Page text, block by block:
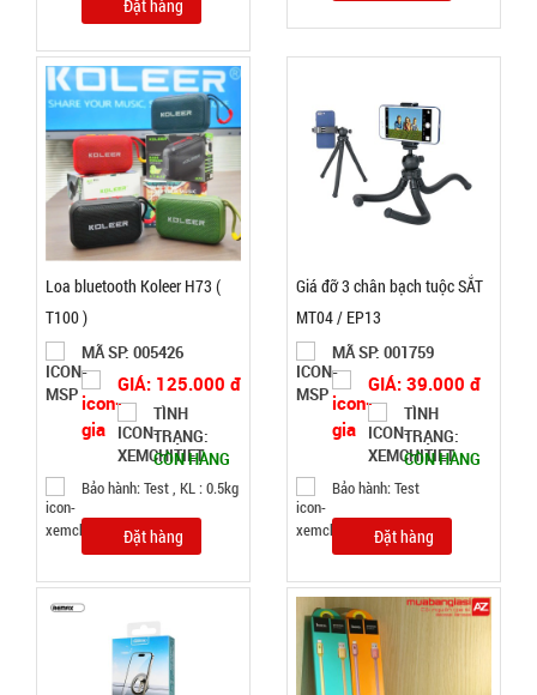
1T ,
Cân nặng :
Dây cáp
báo vol
điện mã
218 3 đầu (
T500 )
SP:
004737
GIÁ:
14.900 đ
TRẠNG:
Đặt hàng
Loa bluetooth Koleer H73 (
T100 )
MÃ SP: 005426
GIÁ: 125.000 đ
TÌNH
TRẠNG:
CÒN HÀNG
Bảo hành: Test , KL : 0.5kg
Đặt hàng
Giá đỡ 3 chân bạch tuộc SẮT
MT04 / EP13
MÃ SP: 001759
GIÁ: 39.000 đ
TÌNH
TRẠNG:
CÒN HÀNG
Bảo hành: Test
Đặt hàng